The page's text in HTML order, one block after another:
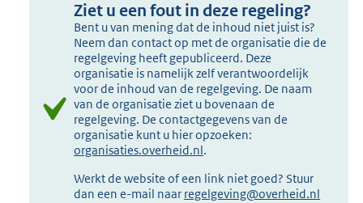
Ziet u een fout in deze regeling?
Bent u van mening dat de inhoud niet juist is?
Neem dan contact op met de organisatie die de
regelgeving heeft gepubliceerd. Deze
organisatie is namelijk zelf verantwoordelijk
voor de inhoud van de regelgeving. De naam
van de organisatie ziet u bovenaan de
regelgeving. De contactgegevens van de
organisatie kunt u hier opzoeken:
organisaties.overheid.nl.
Werkt de website of een link niet goed? Stuur
dan een e-mail naar regelgeving@overheid.nl